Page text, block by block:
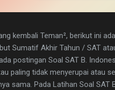
kembali Teman², berikut ini
Sumatif Akhir Tahun / SAT
postingan Soal SAT B.
paling tidak menyerupai atau
sama. Pada Latihan Soal SAT